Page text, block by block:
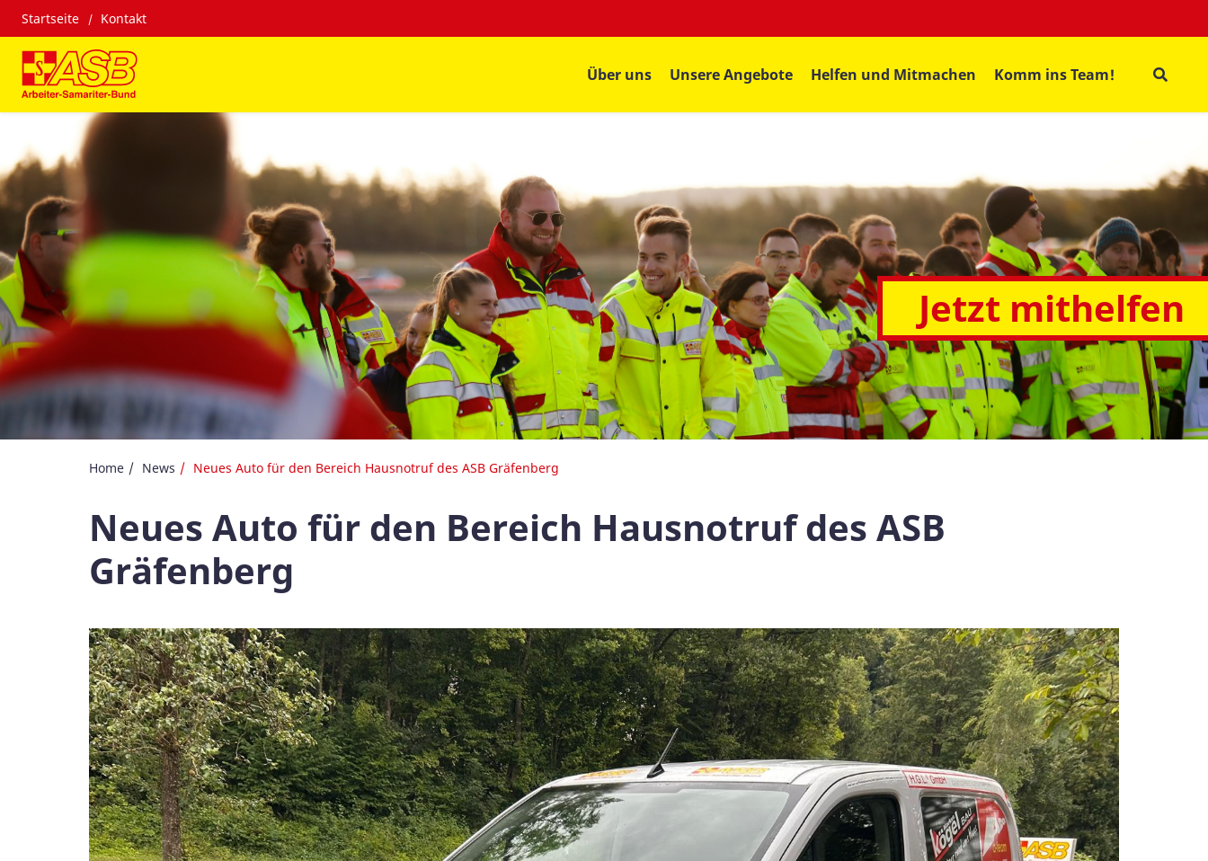
Startseite Kontakt
Über uns Unsere Angebote Helfen und Mitmachen Komm ins Team!
Jetzt mithelfen
Home News Neues Auto für den Bereich Hausnotruf des ASB Gräfenberg
Neues Auto für den Bereich Hausnotruf des ASB
Gräfenberg